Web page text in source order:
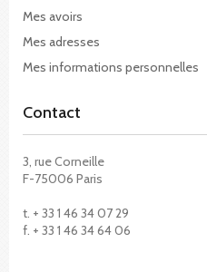
Mes avoirs
Mes adresses
Mes informations personnelles
Contact
3, rue Corneille
F-75006 Paris
t. + 33 1 46 34 07 29
f. + 33 1 46 34 64 06